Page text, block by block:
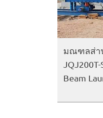
มณฑลส่า
Beam